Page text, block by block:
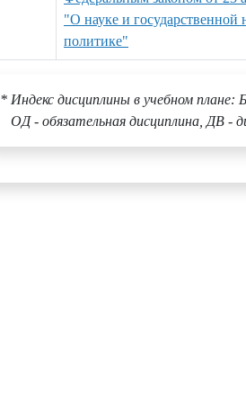
"О науке и государственной
политике"
* Индекс дисциплины в учебном плане:
ОД - обязательная дисциплина, ДВ -